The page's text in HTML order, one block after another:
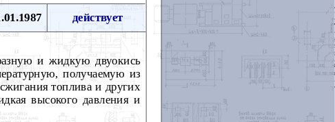
действует
и жидкую двуокись
получаемую из
топлива и других
высокого давления и